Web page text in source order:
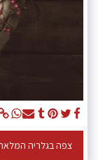
צפה בגלריה